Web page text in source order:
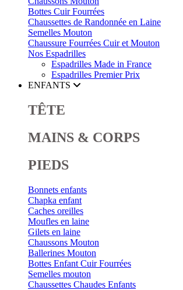
Bottes Cuir Fourrées
Chaussettes de Randonnée en Laine
Semelles Mouton
Chaussure Fourrées Cuir et Mouton
Nos Espadrilles
Espadrilles Made in France
Espadrilles Premier Prix
ENFANTS
TÊTE
MAINS & CORPS
PIEDS
Bonnets enfants
Chapka enfant
Caches oreilles
Moufles en laine
Gilets en laine
Chaussons Mouton
Ballerines Mouton
Bottes Enfant Cuir Fourrées
Semelles mouton
Chaussettes Chaudes Enfants